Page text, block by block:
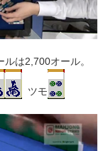
は2,700オール。
ツモ